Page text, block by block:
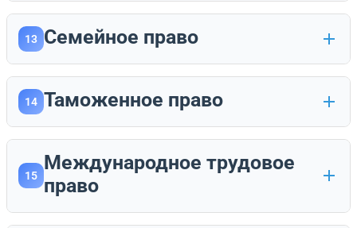
13 Семейное право
14 Таможенное право
15
Международное трудовое
право